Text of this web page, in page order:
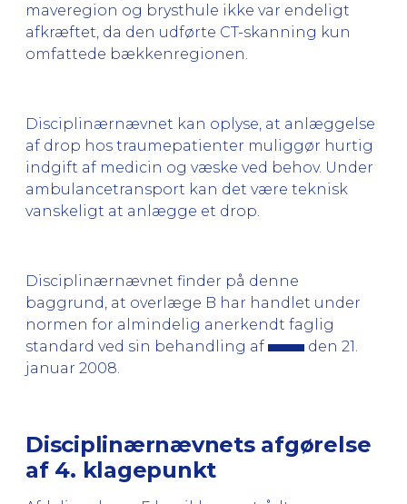
maveregion og brysthule ikke var endeligt
afkræftet, da den udførte CT-skanning kun
omfattede bækkenregionen.
Disciplinærnævnet kan oplyse, at anlæggelse
af drop hos traumepatienter muliggør hurtig
indgift af medicin og væske ved behov. Under
ambulancetransport kan det være teknisk
vanskeligt at anlægge et drop.
Disciplinærnævnet finder på denne
baggrund, at overlæge B har handlet under
normen for almindelig anerkendt faglig
standard ved sin behandling af
den 21.
januar 2008.
Disciplinærnævnets afgørelse
af 4. klagepunkt